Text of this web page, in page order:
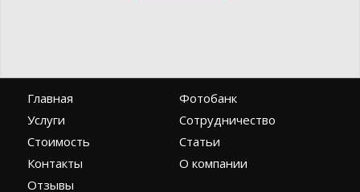
Главная
Услуги
Стоимость
Контакты
Отзывы
Фотобанк
Сотрудничество
Статьи
О компании